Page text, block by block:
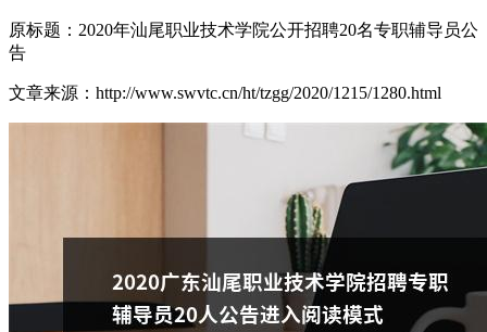
原标题：2020年汕尾职业技术学院公开招聘20名专职辅导员公
告
文章来源：http://www.swvtc.cn/ht/tzgg/2020/1215/1280.html